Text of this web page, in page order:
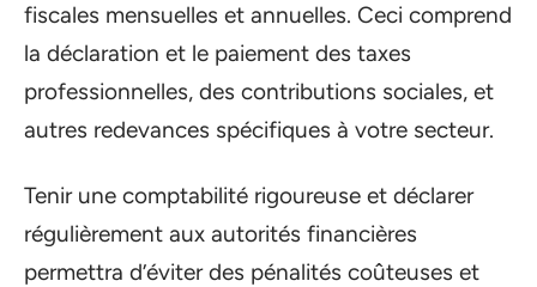
fiscales mensuelles et annuelles. Ceci comprend
la déclaration et le paiement des taxes
professionnelles, des contributions sociales, et
autres redevances spécifiques à votre secteur.
Tenir une comptabilité rigoureuse et déclarer
régulièrement aux autorités financières
permettra d’éviter des pénalités coûteuses et